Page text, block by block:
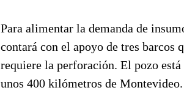
Para alimentar la demanda de
contará con el apoyo de tres barcos
requiere la perforación. El pozo
unos 400 kilómetros de Montevideo.